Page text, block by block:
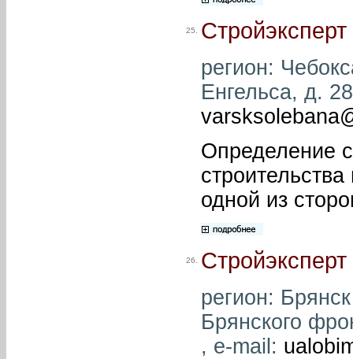
25.
регион:
Енгельса, д.
Определение
одной из
26.
регион:
Брянского
, e-mail: